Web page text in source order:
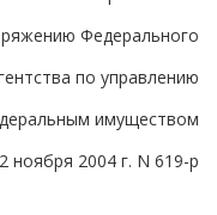
Федерального
по управлению
имуществом
ноября 2004 г. N 619-р